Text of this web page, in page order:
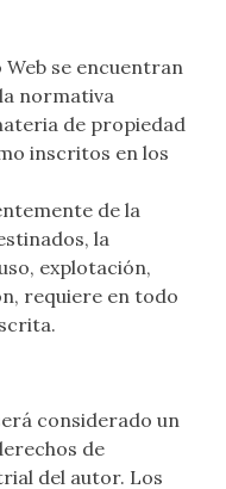
se encuentran
normativa
de propiedad
inscritos en los
de la
la
explotación,
requiere en todo
considerado un
de
del autor. Los